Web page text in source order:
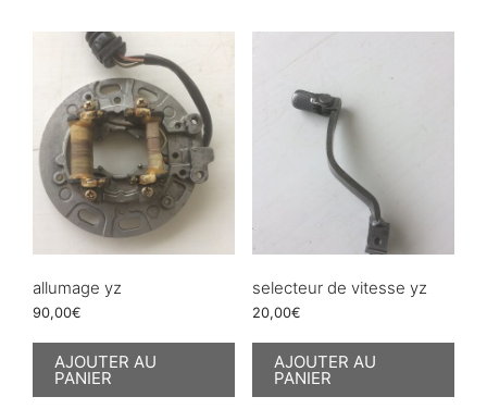
allumage yz
90,00€
AJOUTER AU
PANIER
selecteur de vitesse yz
20,00€
AJOUTER AU
PANIER